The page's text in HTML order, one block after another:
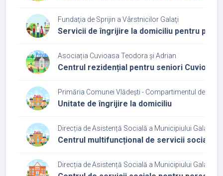
Fundaţia de Sprijin a Vârstnicilor Galaţi
Servicii de îngrijire la domiciliu pentru
Asociația Cuvioasa Teodora și Adrian
Centrul rezidențial pentru seniori Cuvioasa
Primăria Comunei Vlădești - Compartimentul de
Unitate de îngrijire la domiciliu
Direcția de Asistență Socială a Municipiului Galați
Centrul multifuncțional de servicii sociale
Direcția de Asistență Socială a Municipiului Galați